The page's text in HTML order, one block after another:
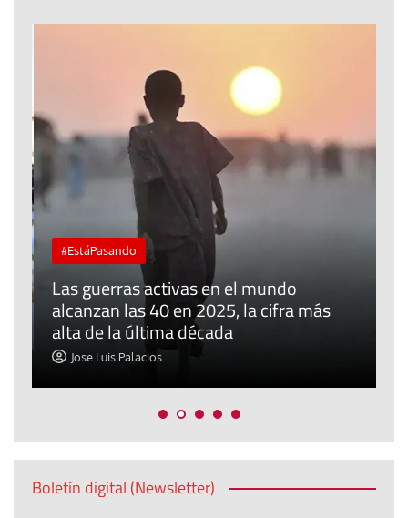
#EstáPasando
Las guerras activas en el mundo
alcanzan las 40 en 2025, la cifra más
alta de la última década
Jose Luis Palacios
Boletín digital (Newsletter)